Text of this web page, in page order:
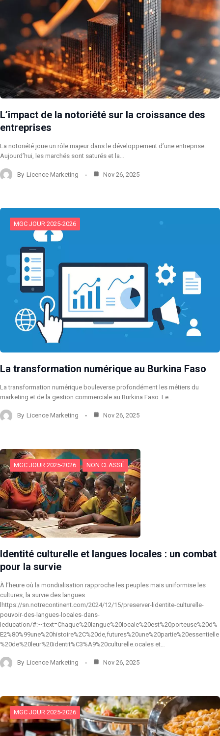
L’impact de la notoriété sur la croissance des
entreprises
La notoriété joue un rôle majeur dans le développement d’une entreprise.
Aujourd’hui, les marchés sont saturés et la…
By Licence Marketing Nov 26, 2025
MGC JOUR 2025-2026
La transformation numérique au Burkina Faso
La transformation numérique bouleverse profondément les métiers du
marketing et de la gestion commerciale au Burkina Faso. Le…
By Licence Marketing Nov 26, 2025
MGC JOUR 2025-2026 NON CLASSÉ
Identité culturelle et langues locales : un combat
pour la survie
À l’heure où la mondialisation rapproche les peuples mais uniformise les
cultures, la survie des langues
lhttps://sn.notrecontinent.com/2024/12/15/preserver-lidentite-culturelle-
pouvoir-des-langues-locales-dans-
leducation/#:~:text=Chaque%20langue%20locale%20est%20porteuse%20d%
E2%80%99une%20histoire%2C%20de,futures%20une%20partie%20essentielle
%20de%20leur%20identit%C3%A9%20culturelle.ocales et…
By Licence Marketing Nov 26, 2025
MGC JOUR 2025-2026